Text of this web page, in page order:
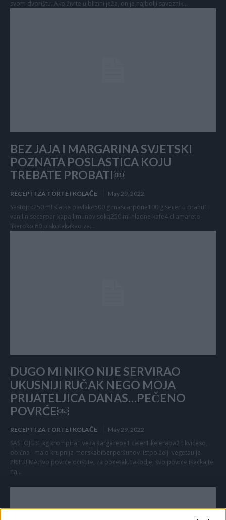
svom dvorištu. Ako živite u blizini ježa, on je najbolji saveznik...
BEZ JAJA I MARGARINA SVJETSKI
POZNATA POSLASTICA KOJU
TREBATE PROBATI￼
RECEPTI ZA TORTE I KOLAČE May 29, 2022
Sastojci:250 ml slatke pavlake500 g mascarpone100 g secer u prahu1
vanilin secerpar kapa limunov soka250 ml hladne kafe4 cl amareto
likeroko 60 piskotakakao za...
DUGO MI NIKO NIJE SERVIRAO
UKUSNIJI RUČAK NEGO MOJA
PRIJATELJICA DANAS…PEČENO
POVRĆE￼
RECEPTI ZA TORTE I KOLAČE May 29, 2022
SASTOJCI:1 kg krompira1 veza šargarepe1 celer1 keleraba2 tikviceso,
obična i malo krupnija morskabiberperšunov listpo želji vegetaulje
PRIPREMA:Svo povrće očistite, za početak.Takodje, svo povrće iseckajte
na...